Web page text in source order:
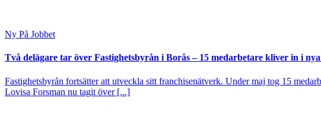
Ny På Jobbet
Två delägare tar över Fastighetsbyrån i Borås – 15 medarbetare kliver in i
Fastighetsbyrån fortsätter att utveckla sitt franchisenätverk. Under maj tog 15
Lovisa Forsman nu tagit över [...]